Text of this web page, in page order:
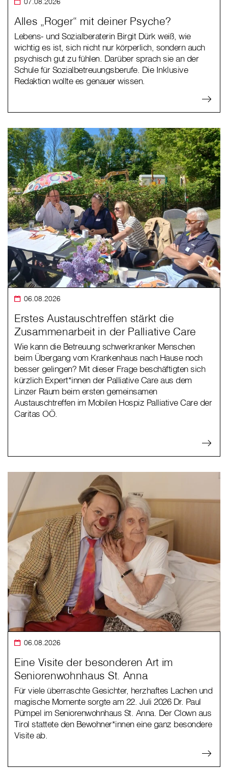
Alles „Roger“ mit deiner Psyche?
Lebens- und Sozialberaterin Birgit Dürk weiß, wie
wichtig es ist, sich nicht nur körperlich, sondern auch
psychisch gut zu fühlen. Darüber sprach sie an der
Schule für Sozialbetreuungsberufe. Die Inklusive
Redaktion wollte es genauer wissen.
06.08.2026
Erstes Austauschtreffen stärkt die
Zusammenarbeit in der Palliative Care
Wie kann die Betreuung schwerkranker Menschen
beim Übergang vom Krankenhaus nach Hause noch
besser gelingen? Mit dieser Frage beschäftigten sich
kürzlich Expert*innen der Palliative Care aus dem
Linzer Raum beim ersten gemeinsamen
Austauschtreffen im Mobilen Hospiz Palliative Care der
Caritas OÖ.
06.08.2026
Eine Visite der besonderen Art im
Seniorenwohnhaus St. Anna
Für viele überraschte Gesichter, herzhaftes Lachen und
magische Momente sorgte am 22. Juli 2026 Dr. Paul
Pümpel im Seniorenwohnhaus St. Anna. Der Clown aus
Tirol stattete den Bewohner*innen eine ganz besondere
Visite ab.